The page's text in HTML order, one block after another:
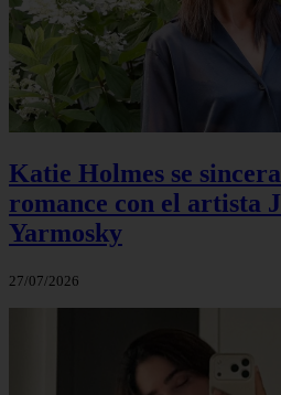
Katie Holmes se
romance con el artista
Yarmosky
27/07/2026